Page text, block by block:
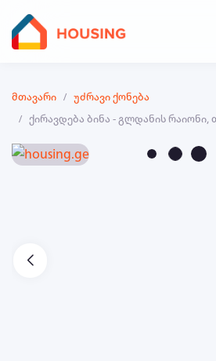
მთავარი
უძრავი ქონება
ქირავდება ბინა - გლდანის რაიონი,